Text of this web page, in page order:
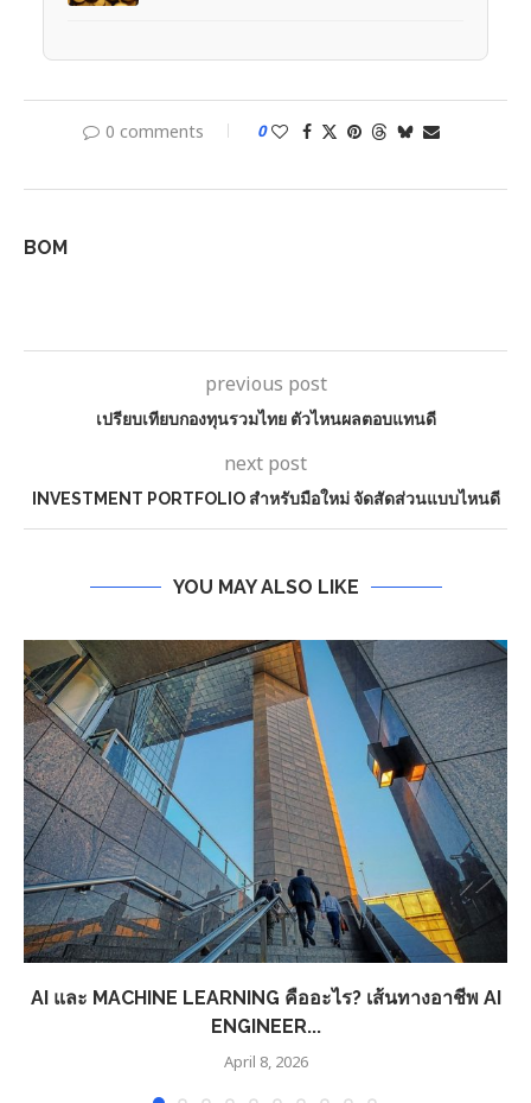
0 comments 0
BOM
previous post
เปรียบเทียบกองทุนรวมไทย ตัวไหนผลตอบแทนดี
next post
INVESTMENT PORTFOLIO สำหรับมือใหม่ จัดสัดส่วนแบบไหนดี
YOU MAY ALSO LIKE
AI และ MACHINE LEARNING คืออะไร? เส้นทางอาชีพ AI
ENGINEER...
April 8, 2026